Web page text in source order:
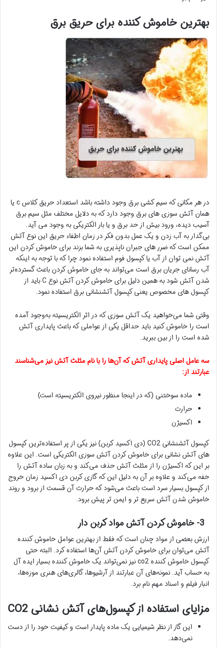
بهترین خاموش کننده برای حریق برق
در هر مکانی که سیم کشی برق وجود داشته باشد استعداد حریق کلاس c یا
همان آتش سوزی های برق وجود دارد که به دلایل مختلف مثل سیم برق
آسیب دیده، ورود بیش از حد برق و یا بار الکتریکی به وجود می آید.
بی‌گدار به آب زدن و یک عمل بدون فکر در زمان اطفاء حریق این نوع آتش
ممکن است که ضرر های جبران ناپذیری به شما بزند برای خاموش کردن این
آتش نمی توان از آب یا کپسول فوم استفاده نمود چرا که با توجه به اینکه
آب رسانای جریان برق است می‌تواند به جای خاموش کردن باعث گسترده‌تر
شدن آتش شود به همین دلیل برای خاموش کردن آتش نوع C باید از
کپسول های مخصوص یعنی کپسول آتشنشانی برق استفاده نمود.
وقتی شما می‌خواهید یک آتش سوزی که در اثر الکتریسیته به‌وجود آمده
است را خاموش کنید باید حداقل یکی از عواملی که باعث پایداری آتش
شده است را از بین ببرید.
سه عامل اصلی پایداری آتش که آن‌ها را با نام مثلث آتش نیز می‌شناسند
عبارتند از:
ماده سوختنی (که در اینجا منظور نیروی الکتریسیته است)
حرارت
اکسیژن
کپسول آتشنشانی CO2 (دی اکسید کربن) نیز یکی از پر استفاده‌ترین کپسول
های آتش نشانی برای خاموش کردن آتش سوزی الکتریکی است. این علاوه
بر این که اکسیژن را از مثلث آتش حذف می‌کند و به زبان ساده آتش را
خفه می‌کند و علاوه بر آن به دلیل این که گازی کربن دی اکسید زمان خروج
از کپسول بسیار سرد است باعث می‌شود که حرارت آن قسمت از برود و روند
خاموش شدن آتش سریع تر و ایمن تر پیش برود.
ارزش بعضی از مواد چنان است که فقط از بهترین عوامل خاموش کننده
آتش می‌توان برای خاموش کردن آتش آن‌ها استفاده کرد. البته حتی
کپسول خاموش کننده co2 نیز نمی‌تواند یک خاموش کننده بسیار ایده آل
به حساب آید. نمونه‌های آن عبارتند از آرشیوها، گالری‌های هنری موزه‌ها،
انبار فیلم و اسناد مهم نام برد.
مزایای استفاده از کپسول‌های آتش نشانی CO2
این گاز از نظر شیمیایی یک ماده پایدار است و کیفیت خود را از دست
نمی‌دهد.